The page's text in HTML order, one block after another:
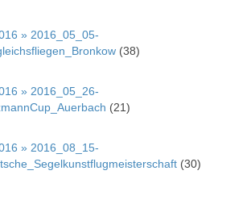
» 2016_05_05-
(38)
» 2016_05_26-
(21)
» 2016_08_15-
(30)